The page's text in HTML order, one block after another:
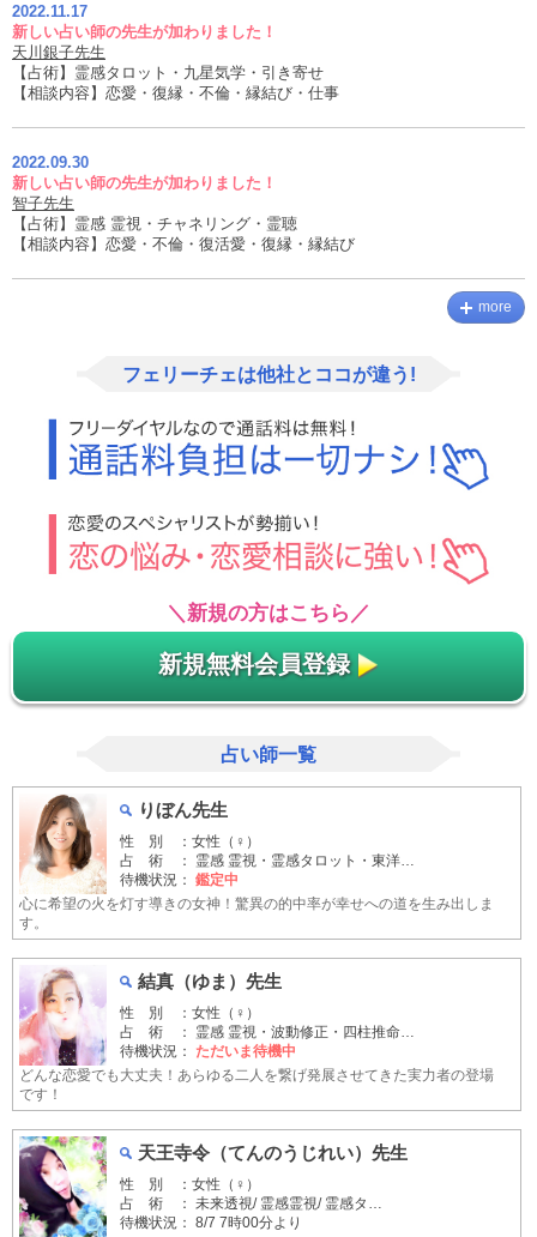
2022.11.17
新しい占い師の先生が加わりました！
天川銀子先生
【占術】霊感タロット・九星気学・引き寄せ
【相談内容】恋愛・復縁・不倫・縁結び・仕事
2022.09.30
新しい占い師の先生が加わりました！
智子先生
【占術】霊感 霊視・チャネリング・霊聴
【相談内容】恋愛・不倫・復活愛・復縁・縁結び
more
フェリーチェは他社とココが違う!
＼新規の方はこちら／
新規無料会員登録
占い師一覧
りぼん先生
性 別 ：女性（♀）
占 術 ： 霊感 霊視・霊感タロット・東洋…
待機状況： 鑑定中
心に希望の火を灯す導きの女神！驚異の的中率が幸せへの道を生み出しま
す。
結真（ゆま）先生
性 別 ：女性（♀）
占 術 ： 霊感 霊視・波動修正・四柱推命…
待機状況： ただいま待機中
どんな恋愛でも大丈夫！あらゆる二人を繋げ発展させてきた実力者の登場
です！
天王寺令（てんのうじれい）先生
性 別 ：女性（♀）
占 術 ： 未来透視/ 霊感霊視/ 霊感タ…
待機状況： 8/7 7時00分より